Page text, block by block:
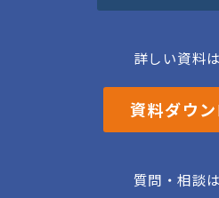
詳しい資料
資料ダウ
質問・相談